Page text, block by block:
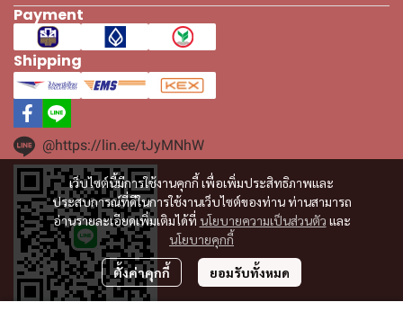
เว็บไซต์นี้มีการใช้งานคุกกี้ เพื่อเพิ่มประสิทธิภาพและ
ประสบการณ์ที่ดีในการใช้งานเว็บไซต์ของท่าน ท่านสามารถ
อ่านรายละเอียดเพิ่มเติมได้ที่ นโยบายความเป็นส่วนตัว และ
นโยบายคุกกี้
ตั้งค่าคุกกี้ ยอมรับทั้งหมด
Payment
Shipping
@https://lin.ee/tJyMNhW